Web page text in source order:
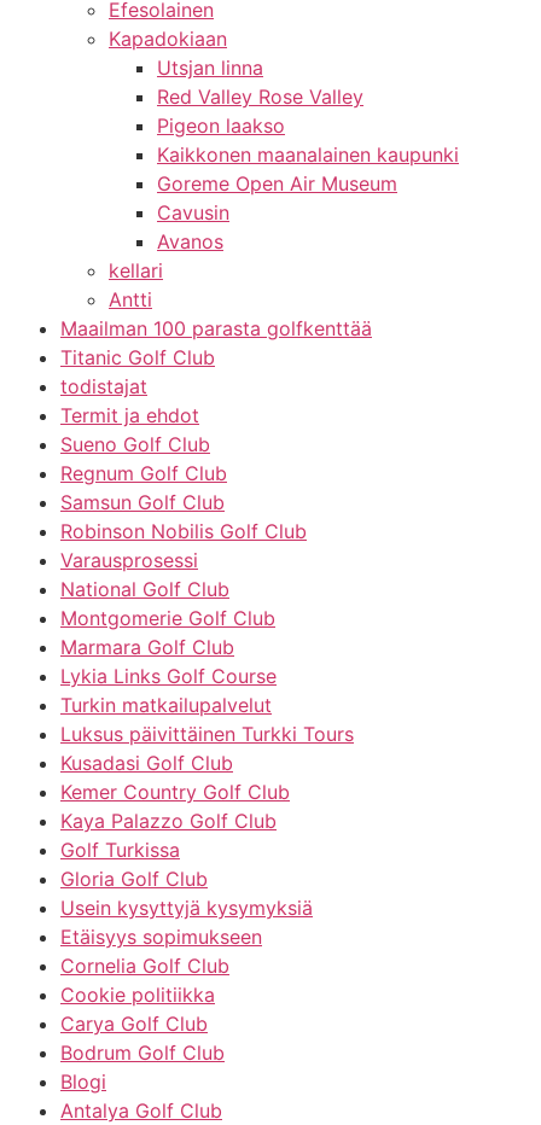
Efesolainen
Kapadokiaan
Utsjan linna
Red Valley Rose Valley
Pigeon laakso
Kaikkonen maanalainen kaupunki
Goreme Open Air Museum
Cavusin
Avanos
kellari
Antti
Maailman 100 parasta golfkenttää
Titanic Golf Club
todistajat
Termit ja ehdot
Sueno Golf Club
Regnum Golf Club
Samsun Golf Club
Robinson Nobilis Golf Club
Varausprosessi
National Golf Club
Montgomerie Golf Club
Marmara Golf Club
Lykia Links Golf Course
Turkin matkailupalvelut
Luksus päivittäinen Turkki Tours
Kusadasi Golf Club
Kemer Country Golf Club
Kaya Palazzo Golf Club
Golf Turkissa
Gloria Golf Club
Usein kysyttyjä kysymyksiä
Etäisyys sopimukseen
Cornelia Golf Club
Cookie politiikka
Carya Golf Club
Bodrum Golf Club
Blogi
Antalya Golf Club